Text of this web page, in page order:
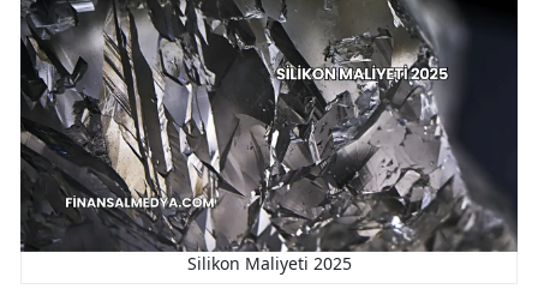
Silikon Maliyeti 2025